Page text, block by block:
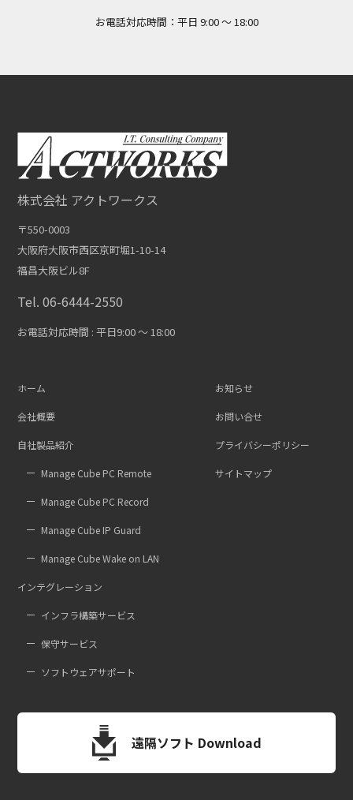
お電話対応時間：平日 9:00 ～ 18:00
株式会社 アクトワークス
〒550-0003
大阪府大阪市西区京町堀1-10-14
福昌大阪ビル8F
Tel. 06-6444-2550
お電話対応時間 : 平日9:00 〜 18:00
ホーム
会社概要
自社製品紹介
Manage Cube PC Remote
Manage Cube PC Record
Manage Cube IP Guard
Manage Cube Wake on LAN
インテグレーション
インフラ構築サービス
保守サービス
ソフトウェアサポート
お知らせ
お問い合せ
プライバシーポリシー
サイトマップ
遠隔ソフト Download